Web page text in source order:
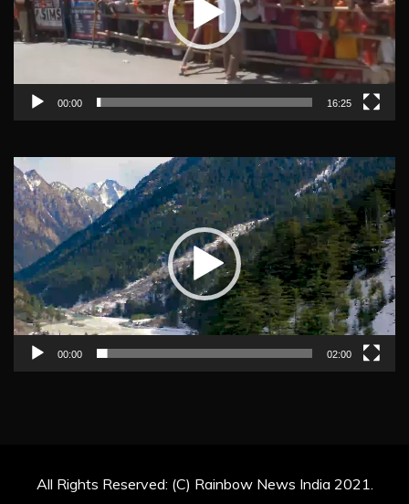
00:00 16:25
Video
Player
00:00 02:00
All Rights Reserved: (C) Rainbow News India 2021.